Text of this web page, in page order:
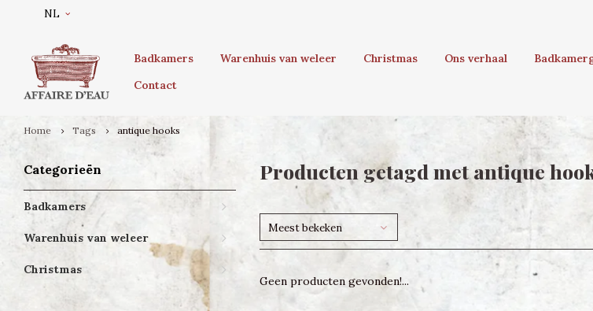
NL
Badkamers Warenhuis van weleer Christmas Ons verhaal
Contact
Home Tags antique hooks
Categorieën
Badkamers
Warenhuis van weleer
Christmas
Producten getagd met antique
Meest bekeken
Geen producten gevonden!...